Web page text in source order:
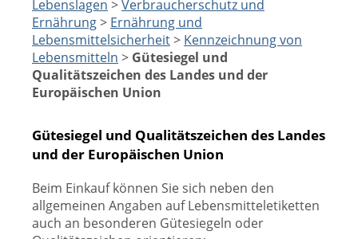
Lebenslagen >Verbraucherschutz und
Ernährung> Ernährung und
Lebensmittelsicherheit> Kennzeichnung von
Lebensmitteln > Gütesiegel und
Qualitätszeichen des Landes und der
Europäischen Union
Gütesiegel und Qualitätszeichen des Landes
und der Europäischen Union
Beim Einkauf können Sie sich neben den
allgemeinen Angaben auf Lebensmitteletiketten
auch an besonderen Gütesiegeln oder